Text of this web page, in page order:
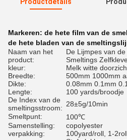
Markeren: de hete film van de
de hete bladen van de
Naam van het
product:
De Lijmpes van
Smeltings
kleur:
Melk witte
Breedte:
500mm 1000mm
Dikte:
0.08mm 0.1mm
Lengte:
100 yards/broodje
De Index van de
smeltingsstroom: 28±5g/10min
Smeltpunt:
100℃
Samenstelling:
copolyester
verpakking:
100yard/roll, 1-